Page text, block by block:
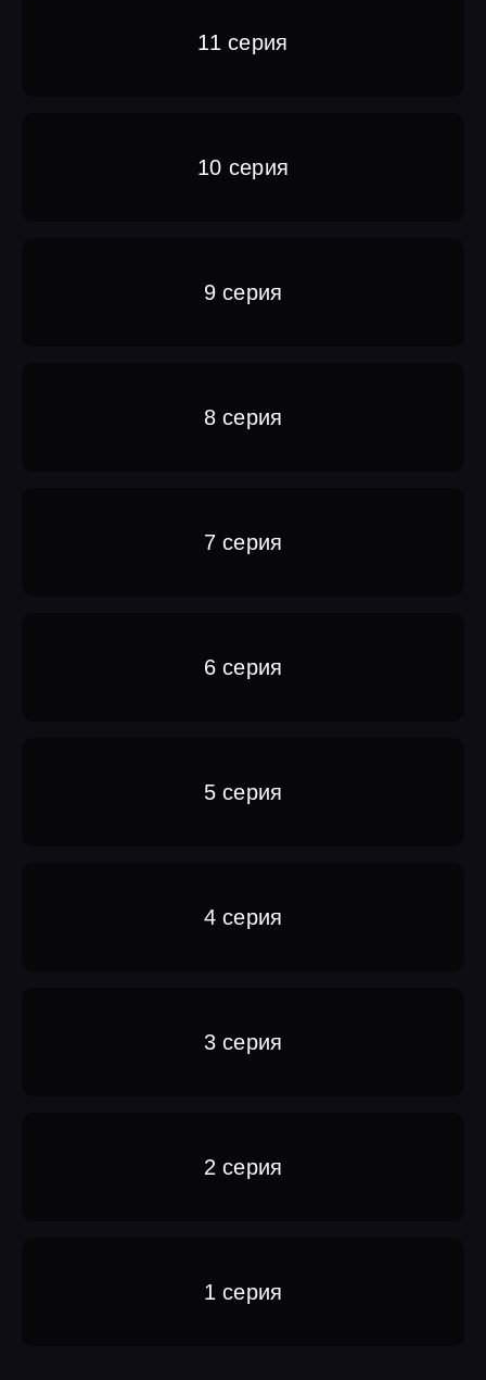
11 серия
10 серия
9 серия
8 серия
7 серия
6 серия
5 серия
4 серия
3 серия
2 серия
1 серия